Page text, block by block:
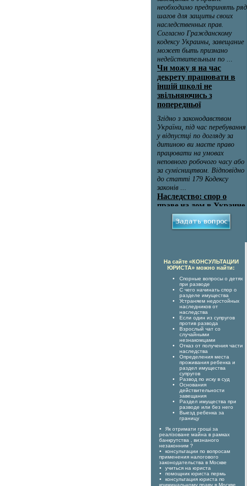
На сайте «КОНСУЛЬТАЦИИ
ЮРИСТА» можно найти:
Спорные вопросы о детях
при разводе
С чего начинать спор о
разделе имущества
Устраняем недостойных
наследников от
наследства
Если один из супругов
против развода
Взрослый чат со
случайными
незнакомцами
Отказ от получения части
наследства
Определения места
проживания ребенка и
раздел имущества
супругов
Развод по иску в суд
Основания
действительности
завещания
Раздел имущества при
разводе или без него
Выезд ребенка за
границу
Як отримати гроші за
реалізоване майна в рамках
банкрутства , визнаного
незаконним ?
консультации по вопросам
применения налогового
законодательства в Москве
учиться на юриста
помощник юриста пермь
консультация юриста по
криминальному праву в Москве